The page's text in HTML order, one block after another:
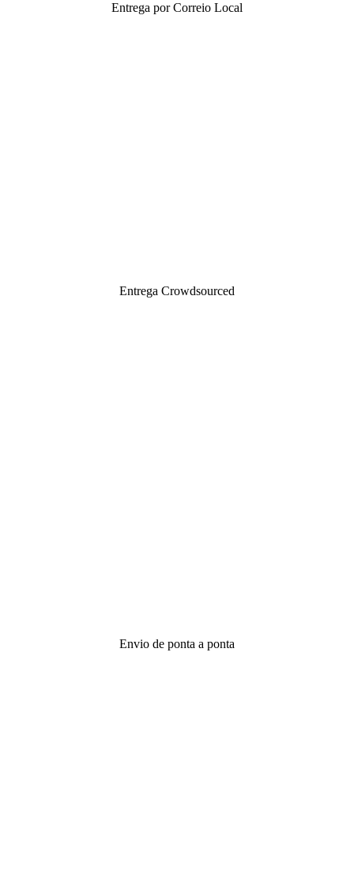
Entrega por Correio Local
Entrega Crowdsourced
Envio de ponta a ponta